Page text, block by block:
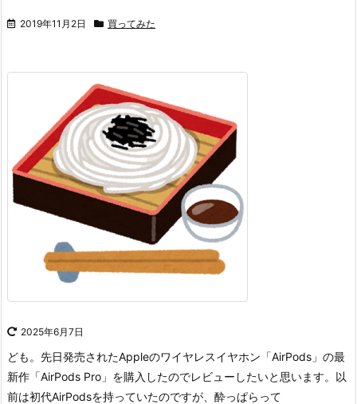
2019年11月2日 買ってみた
2025年6月7日
ども。 先日発売されたAppleのワイヤレスイヤホン「AirPods」の最
新作「AirPods Pro」を購入したのでレビューしたいと思います。 以
前は初代AirPodsを持っていたのですが、酔っぱらって